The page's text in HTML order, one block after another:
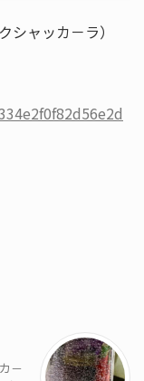
ャッカ－ラ）
－